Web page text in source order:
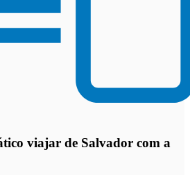
viajar de Salvador com a